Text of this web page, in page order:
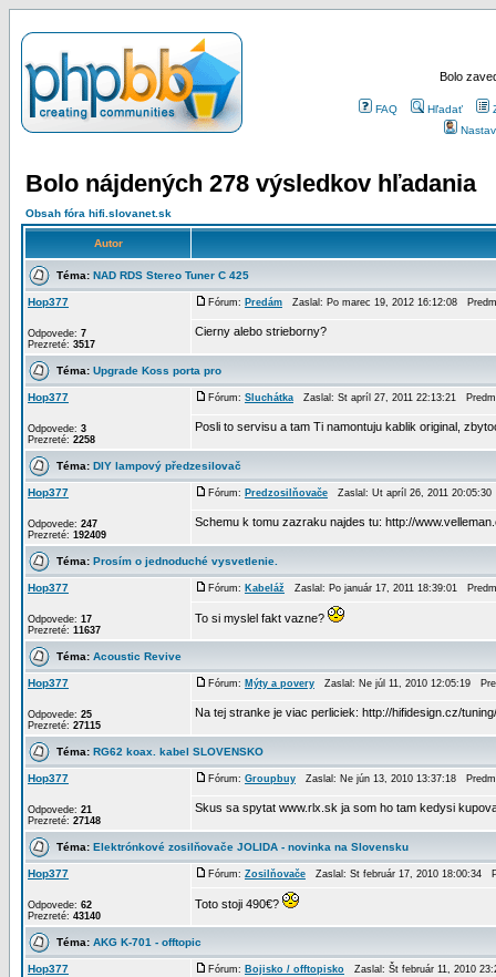
Bolo
FAQ Hľadať
Bolo nájdených 278 výsledkov hľadania
Obsah fóra hifi.slovanet.sk
Autor
Téma: NAD RDS Stereo Tuner C 425
Hop377
Odpovede: 7
Prezreté: 3517
Fórum: Predám Zaslal: Po marec 19, 2012 16:12:08
Cierny alebo strieborny?
Téma: Upgrade Koss porta pro
Hop377
Odpovede: 3
Prezreté: 2258
Fórum: Sluchátka Zaslal: St apríl 27, 2011 22:13:21
Posli to servisu a tam Ti namontuju kablik original,
Téma: DIY lampový předzesilovač
Hop377
Odpovede: 247
Prezreté: 192409
Fórum: Predzosilňovače Zaslal: Ut apríl 26, 2011
Schemu k tomu zazraku najdes tu: http://
Téma: Prosím o jednoduché vysvetlenie.
Hop377
Odpovede: 17
Prezreté: 11637
Fórum: Kabeláž Zaslal: Po január 17, 2011 18:39:01
To si myslel fakt vazne?
Téma: Acoustic Revive
Hop377
Odpovede: 25
Prezreté: 27115
Fórum: Mýty a povery Zaslal: Ne júl 11, 2010 12:05:19
Na tej stranke je viac perliciek: http://hifidesign.cz/
Téma: RG62 koax. kabel SLOVENSKO
Hop377
Odpovede: 21
Prezreté: 27148
Fórum: Groupbuy Zaslal: Ne jún 13, 2010 13:37:18
Skus sa spytat www.rlx.sk ja som ho tam kedysi
Téma: Elektrónkové zosilňovače JOLIDA - novinka na Slovensku
Hop377
Odpovede: 62
Prezreté: 43140
Fórum: Zosilňovače Zaslal: St február 17, 2010 18:00:34
Toto stoji 490€?
Téma: AKG K-701 - offtopic
Hop377 Fórum: Bojisko / offtopisko Zaslal: Št február 11, 2010